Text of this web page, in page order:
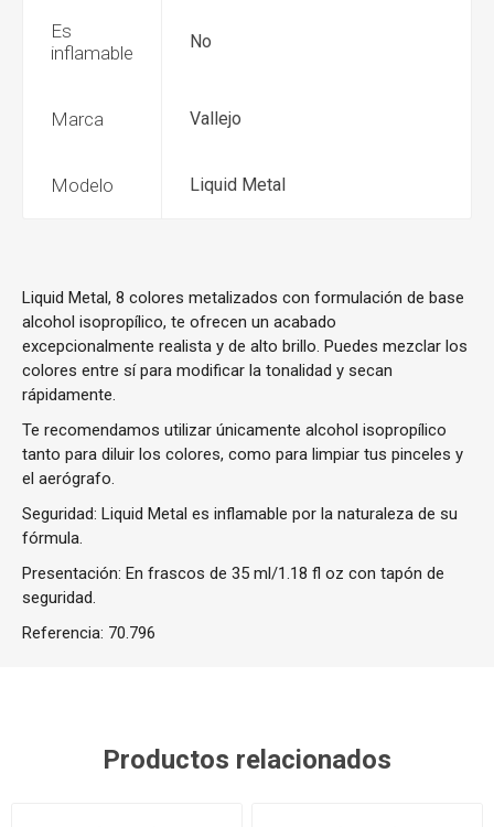
Es
inflamable
No
Marca Vallejo
Modelo Liquid Metal
Liquid Metal, 8 colores metalizados con formulación de base
alcohol isopropílico, te ofrecen un acabado
excepcionalmente realista y de alto brillo. Puedes mezclar los
colores entre sí para modificar la tonalidad y secan
rápidamente.
Te recomendamos utilizar únicamente alcohol isopropílico
tanto para diluir los colores, como para limpiar tus pinceles y
el aerógrafo.
Seguridad: Liquid Metal es inflamable por la naturaleza de su
fórmula.
Presentación: En frascos de 35 ml/1.18 fl oz con tapón de
seguridad.
Referencia: 70.796
Productos relacionados